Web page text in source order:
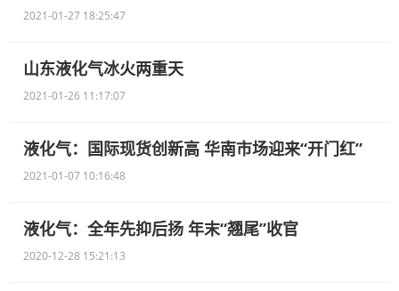
2021-01-27 18:25:47
山东液化气冰火两重天
2021-01-26 11:17:07
液化气：国际现货创新高 华南市场迎来“开门红”
2021-01-07 10:16:48
液化气：全年先抑后扬 年末“翘尾”收官
2020-12-28 15:21:13